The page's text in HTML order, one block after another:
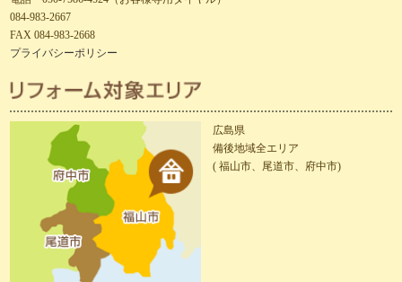
084-983-2667
FAX 084-983-2668
プライバシーポリシー
広島県
備後地域全エリア
( 福山市、尾道市、府中市)